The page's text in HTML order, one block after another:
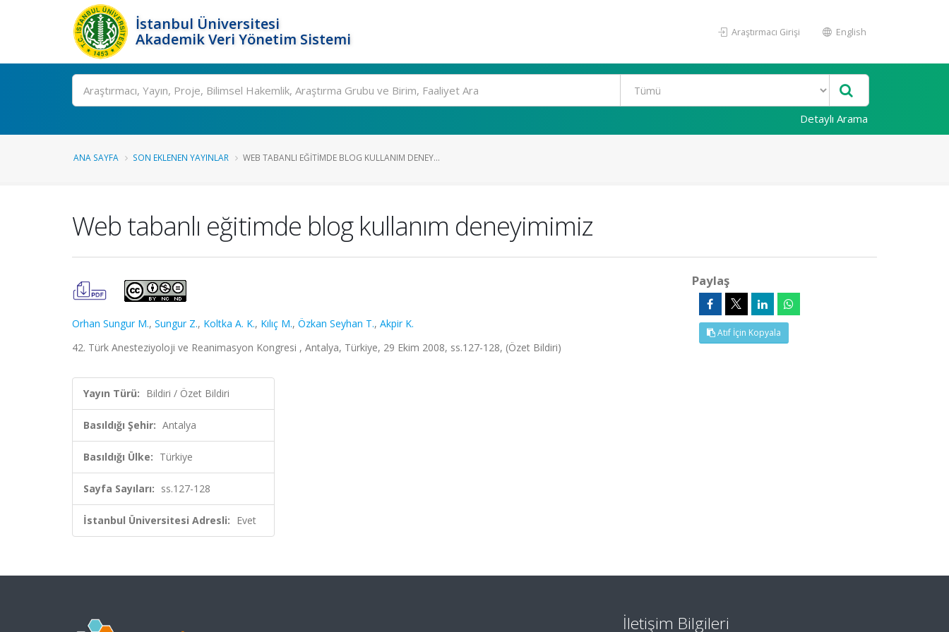
İstanbul Üniversitesi
Akademik Veri Yönetim Sistemi
Araştırmacı Girişi English
Ara
Detaylı Arama
ANA SAYFA SON EKLENEN YAYINLAR WEB TABANLI EĞITIMDE BLOG KULLANIM DENEY...
Web tabanlı eğitimde blog kullanım deneyimimiz
Orhan Sungur M., Sungur Z., Koltka A. K., Kılıç M., Özkan Seyhan T., Akpir K.
42. Türk Anesteziyoloji ve Reanimasyon Kongresi , Antalya, Türkiye, 29 Ekim 2008, ss.127-128, (Özet Bildiri)
Yayın Türü: Bildiri / Özet Bildiri
Basıldığı Şehir: Antalya
Basıldığı Ülke: Türkiye
Sayfa Sayıları: ss.127-128
İstanbul Üniversitesi Adresli: Evet
Paylaş
Atıf İçin Kopyala
İletişim Bilgileri